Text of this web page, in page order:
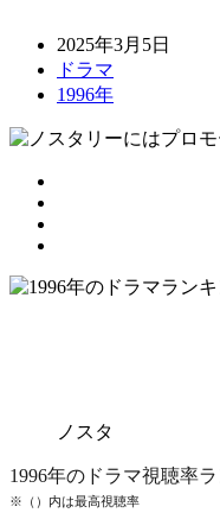
2025年3月5日
ドラマ
1996年
ノスタ
1996年のドラマ視聴率
※（）内は最高視聴率